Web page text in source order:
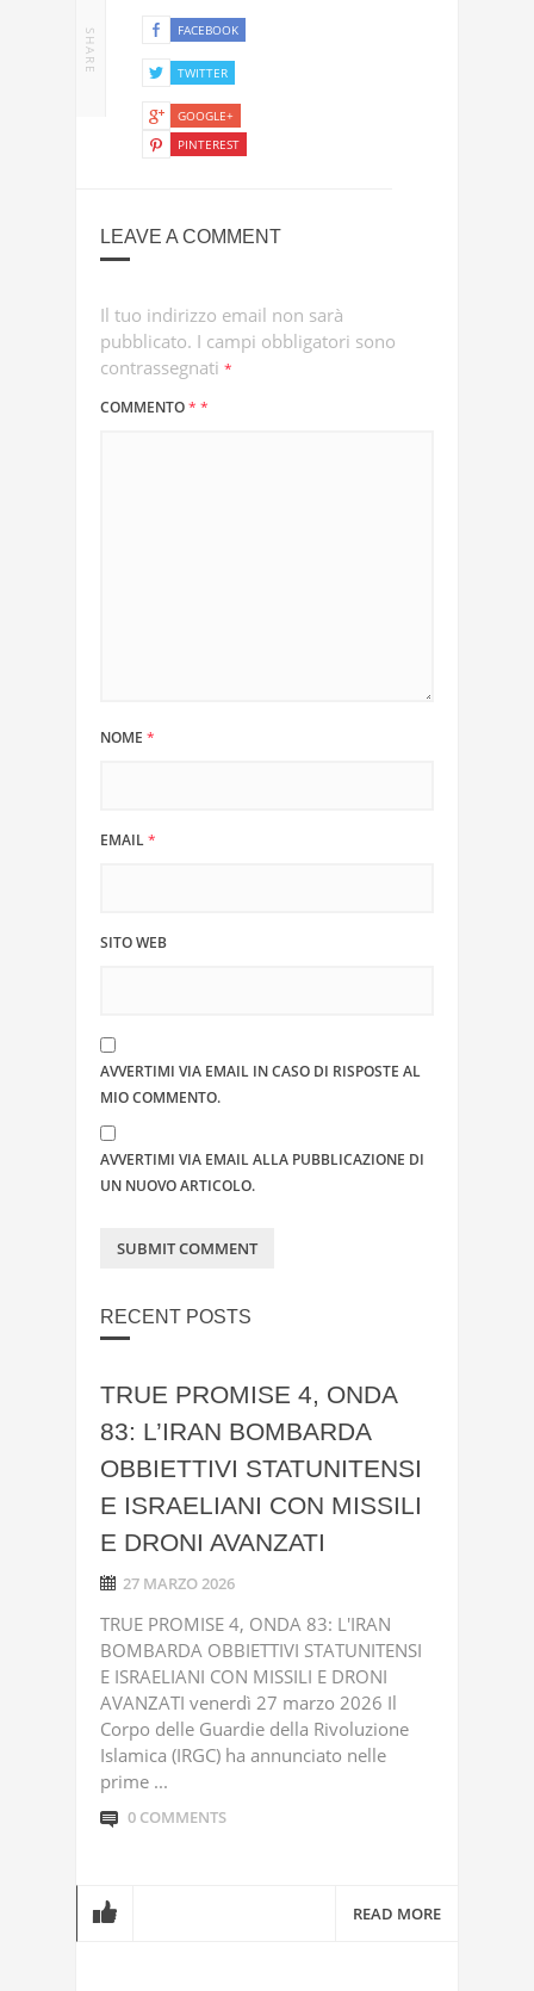
SHARE FACEBOOK
TWITTER
GOOGLE+
PINTEREST
LEAVE A COMMENT
Il tuo indirizzo email non sarà
pubblicato. I campi obbligatori sono
contrassegnati *
COMMENTO* *
NOME *
EMAIL*
SITO WEB
AVVERTIMI VIA EMAIL IN CASO DI RISPOSTE AL
MIO COMMENTO.
AVVERTIMI VIA EMAIL ALLA PUBBLICAZIONE DI
UN NUOVO ARTICOLO.
RECENT POSTS
TRUE PROMISE 4, ONDA
83: L’IRAN BOMBARDA
OBBIETTIVI STATUNITENSI
E ISRAELIANI CON MISSILI
E DRONI AVANZATI
27 MARZO 2026
TRUE PROMISE 4, ONDA 83: L'IRAN
BOMBARDA OBBIETTIVI STATUNITENSI
E ISRAELIANI CON MISSILI E DRONI
AVANZATI venerdì 27 marzo 2026 Il
Corpo delle Guardie della Rivoluzione
Islamica (IRGC) ha annunciato nelle
prime ...
0 COMMENTS
READ MORE